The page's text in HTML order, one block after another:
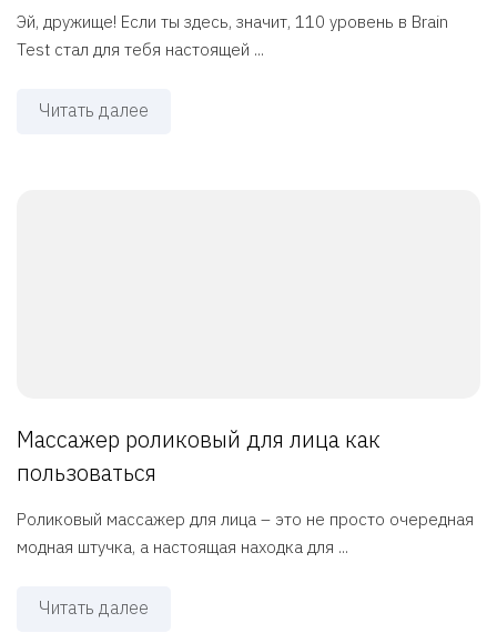
Эй, дружище! Если ты здесь, значит, 110 уровень в Brain
Test стал для тебя настоящей ...
Читать далее
Массажер роликовый для лица как
пользоваться
Роликовый массажер для лица – это не просто очередная
модная штучка, а настоящая находка для ...
Читать далее